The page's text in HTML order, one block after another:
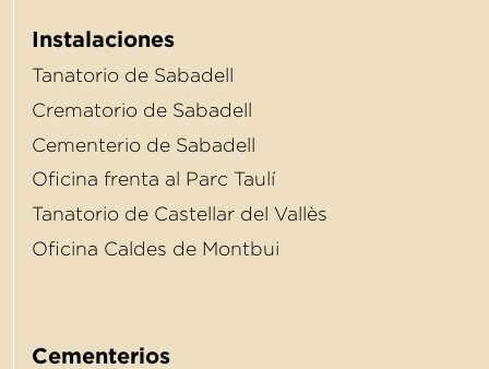
Instalaciones
Tanatorio de Sabadell
Crematorio de Sabadell
Cementerio de Sabadell
Oﬁcina frenta al Parc Taulí
Tanatorio de Castellar del Vallès
Oﬁcina Caldes de Montbui
Cementerios